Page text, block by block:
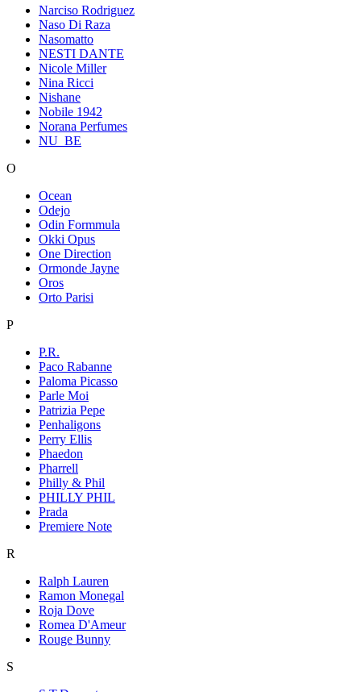
Narciso Rodriguez
Naso Di Raza
Nasomatto
NESTI DANTE
Nicole Miller
Nina Ricci
Nishane
Nobile 1942
Norana Perfumes
NU_BE
O
Ocean
Odejo
Odin Formmula
Okki Opus
One Direction
Ormonde Jayne
Oros
Orto Parisi
P
P.R.
Paco Rabanne
Paloma Picasso
Parle Moi
Patrizia Pepe
Penhaligons
Perry Ellis
Phaedon
Pharrell
Philly & Phil
PHILLY PHIL
Prada
Premiere Note
R
Ralph Lauren
Ramon Monegal
Roja Dove
Romea D'Ameur
Rouge Bunny
S